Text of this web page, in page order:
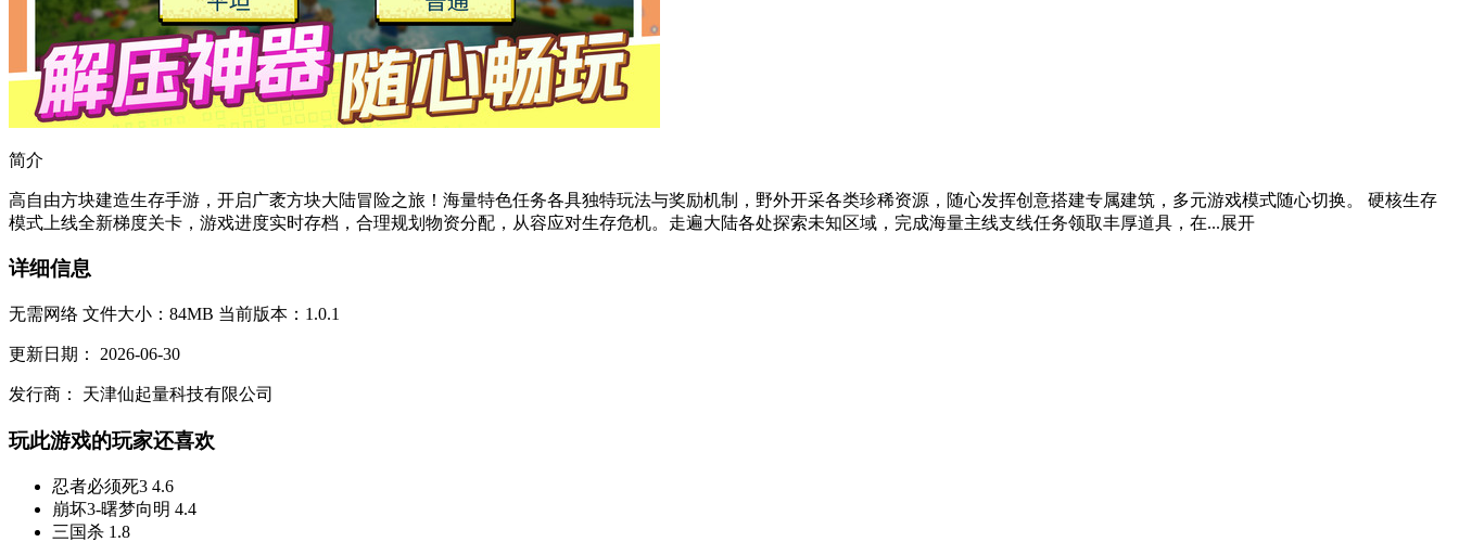
简介
高自由方块建造生存手游，开启广袤方块大陆冒险之旅！海量特色任务各具独特玩法与奖励机制，野外开采各类珍稀资源，随心发挥创意搭建专属建筑，多元游戏模式随心切换。 硬核生存
模式上线全新梯度关卡，游戏进度实时存档，合理规划物资分配，从容应对生存危机。走遍大陆各处探索未知区域，完成海量主线支线任务领取丰厚道具，在...展开
详细信息
无需网络 文件大小：84MB 当前版本：1.0.1
更新日期： 2026-06-30
发行商： 天津仙起量科技有限公司
玩此游戏的玩家还喜欢
忍者必须死3 4.6
崩坏3-曙梦向明 4.4
三国杀 1.8